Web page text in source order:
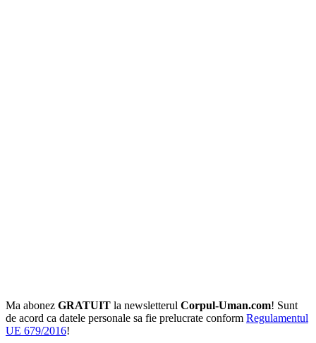
Ma abonez GRATUIT la newsletterul Corpul-Uman.com! Sunt
de acord ca datele personale sa fie prelucrate conform Regulamentul
UE 679/2016!